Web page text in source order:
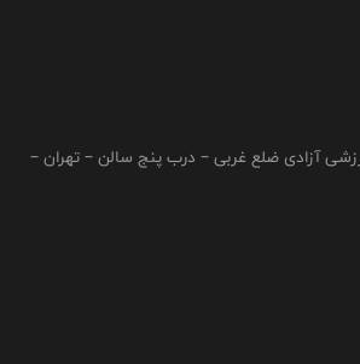
آزادی ضلع غربی – درب پنج سالن – تهران –